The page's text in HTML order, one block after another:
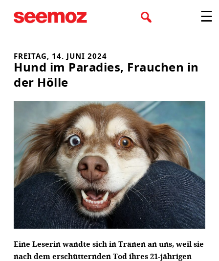
Inhalt
☰
FREITAG, 14. JUNI 2024
Hund im Paradies, Frauchen in
der Hölle
Eine Leserin wandte sich in Tränen an uns, weil sie
nach dem erschütternden Tod ihres 21-jährigen